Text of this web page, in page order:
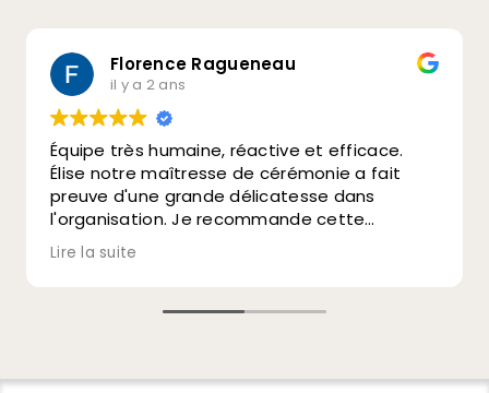
Florence Ragueneau
il y a 2 ans
Équipe très humaine, réactive et efficace.
Élise notre maîtresse de cérémonie a fait
preuve d'une grande délicatesse dans
l'organisation. Je recommande cette
entreprise car dans ces moments difficiles
c'est important de choisir des personnes de
Lire la suite